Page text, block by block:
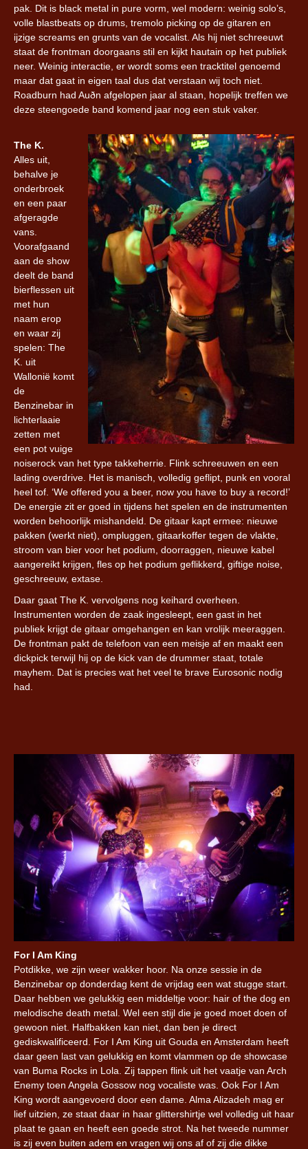
pak. Dit is black metal in pure vorm, wel modern: weinig solo’s,
volle blastbeats op drums, tremolo picking op de gitaren en
ijzige screams en grunts van de vocalist. Als hij niet schreeuwt
staat de frontman doorgaans stil en kijkt hautain op het publiek
neer. Weinig interactie, er wordt soms een tracktitel genoemd
maar dat gaat in eigen taal dus dat verstaan wij toch niet.
Roadburn had Auðn afgelopen jaar al staan, hopelijk treffen we
deze steengoede band komend jaar nog een stuk vaker.
The K.
Alles uit,
behalve je
onderbroek
en een paar
afgeragde
vans.
Voorafgaand
aan de show
deelt de band
bierflessen uit
met hun
naam erop
en waar zij
spelen: The
K. uit
Wallonië komt
de
Benzinebar in
lichterlaaie
zetten met
een pot vuige
noiserock van het type takkeherrie. Flink schreeuwen en een
lading overdrive. Het is manisch, volledig geflipt, punk en vooral
heel tof. ‘We offered you a beer, now you have to buy a record!’
De energie zit er goed in tijdens het spelen en de instrumenten
worden behoorlijk mishandeld. De gitaar kapt ermee: nieuwe
pakken (werkt niet), ompluggen, gitaarkoffer tegen de vlakte,
stroom van bier voor het podium, doorraggen, nieuwe kabel
aangereikt krijgen, fles op het podium geflikkerd, giftige noise,
geschreeuw, extase.
Daar gaat The K. vervolgens nog keihard overheen.
Instrumenten worden de zaak ingesleept, een gast in het
publiek krijgt de gitaar omgehangen en kan vrolijk meeraggen.
De frontman pakt de telefoon van een meisje af en maakt een
dickpick terwijl hij op de kick van de drummer staat, totale
mayhem. Dat is precies wat het veel te brave Eurosonic nodig
had.
For I Am King
Potdikke, we zijn weer wakker hoor. Na onze sessie in de
Benzinebar op donderdag kent de vrijdag een wat stugge start.
Daar hebben we gelukkig een middeltje voor: hair of the dog en
melodische death metal. Wel een stijl die je goed moet doen of
gewoon niet. Halfbakken kan niet, dan ben je direct
gediskwalificeerd. For I Am King uit Gouda en Amsterdam heeft
daar geen last van gelukkig en komt vlammen op de showcase
van Buma Rocks in Lola. Zij tappen flink uit het vaatje van Arch
Enemy toen Angela Gossow nog vocaliste was. Ook For I Am
King wordt aangevoerd door een dame. Alma Alizadeh mag er
lief uitzien, ze staat daar in haar glittershirtje wel volledig uit haar
plaat te gaan en heeft een goede strot. Na het tweede nummer
is zij even buiten adem en vragen wij ons af of zij die dikke